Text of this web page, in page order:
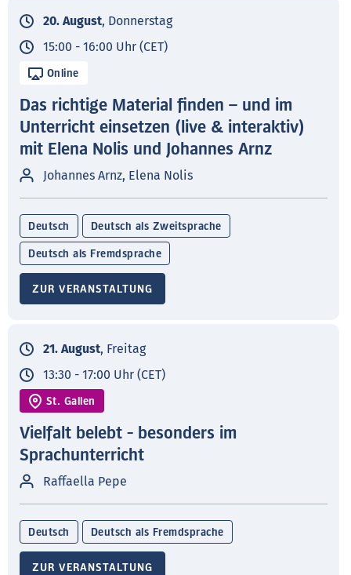
20. August, Donnerstag
15:00 - 16:00 Uhr (CET)
Online
Das richtige Material finden – und im
Unterricht einsetzen (live & interaktiv)
mit Elena Nolis und Johannes Arnz
Johannes Arnz, Elena Nolis
Deutsch Deutsch als Zweitsprache
Deutsch als Fremdsprache
ZUR VERANSTALTUNG
21. August, Freitag
13:30 - 17:00 Uhr (CET)
St. Gallen
Vielfalt belebt - besonders im
Sprachunterricht
Raffaella Pepe
Deutsch Deutsch als Fremdsprache
ZUR VERANSTALTUNG